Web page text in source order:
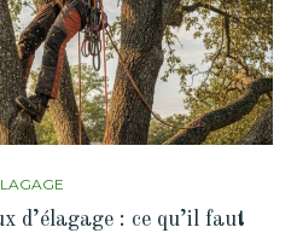
d’élagage : ce qu’il faut